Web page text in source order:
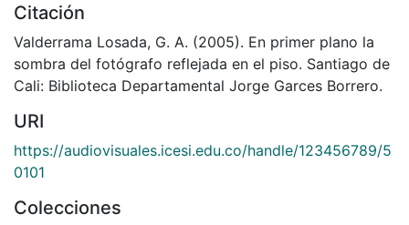
Citación
Valderrama Losada, G. A. (2005). En primer plano la
sombra del fotógrafo reflejada en el piso. Santiago de
Cali: Biblioteca Departamental Jorge Garces Borrero.
URI
https://audiovisuales.icesi.edu.co/handle/123456789/5
0101
Colecciones